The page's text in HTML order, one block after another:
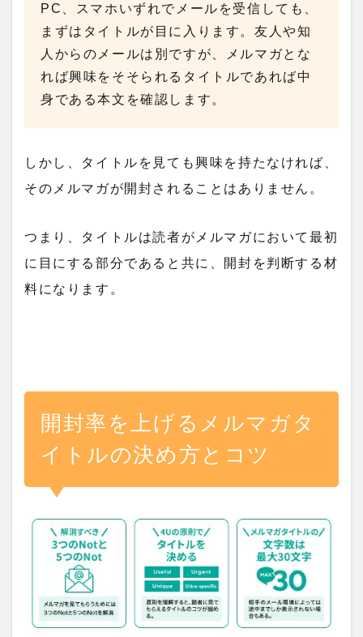
PC、スマホいずれでメールを受信しても、
まずはタイトルが目に入ります。友人や知
人からのメールは別ですが、メルマガとな
れば興味をそそられるタイトルであれば中
身である本文を確認します。
しかし、タイトルを見ても興味を持たなければ、
そのメルマガが開封されることはありません。
つまり、タイトルは読者がメルマガにおいて最初
に目にする部分であると共に、開封を判断する材
料になります。
開封率を上げるメルマガタ
イトルの決め方とコツ